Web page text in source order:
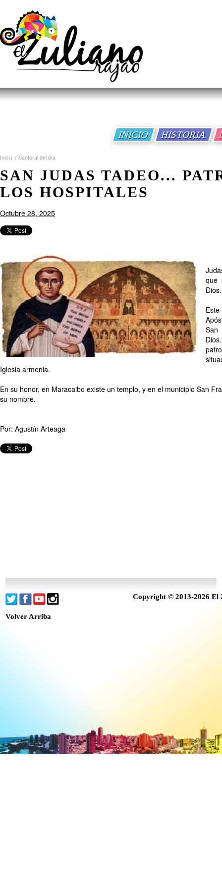
INICIO HISTORIA
SAN JUDAS TADEO...
LOS HOSPITALES
Inicio > Santoral del día
Octubre 28, 2025
que
Dios.
Iglesia armenia.
En su honor, en Maracaibo existe un templo, y en el municipio San
su nombre.
Por: Agustín Arteaga
Copyright © 2013-2026 El
Volver Arriba